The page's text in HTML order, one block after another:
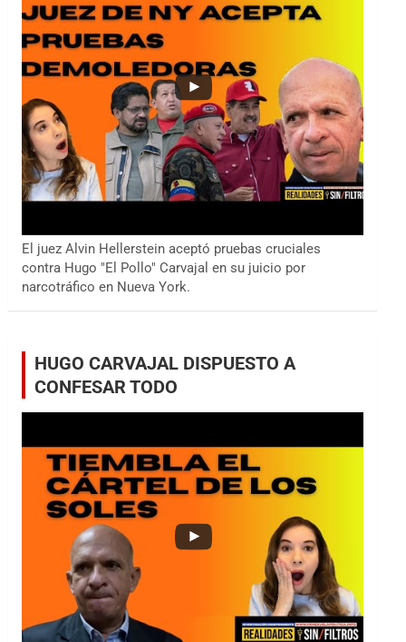
El juez Alvin Hellerstein aceptó pruebas cruciales
contra Hugo "El Pollo" Carvajal en su juicio por
narcotráfico en Nueva York.
HUGO CARVAJAL DISPUESTO A
CONFESAR TODO